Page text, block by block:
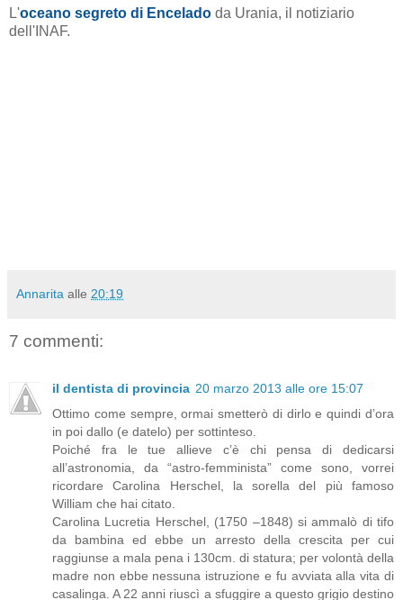
L'oceano segreto di Encelado da Urania, il notiziario
dell'INAF.
Annarita alle 20:19
7 commenti:
il dentista di provincia 20 marzo 2013 alle ore 15:07
Ottimo come sempre, ormai smetterò di dirlo e quindi d’ora
in poi dallo (e datelo) per sottinteso.
Poiché fra le tue allieve c’è chi pensa di dedicarsi
all’astronomia, da “astro-femminista” come sono, vorrei
ricordare Carolina Herschel, la sorella del più famoso
William che hai citato.
Carolina Lucretia Herschel, (1750 –1848) si ammalò di tifo
da bambina ed ebbe un arresto della crescita per cui
raggiunse a mala pena i 130cm. di statura; per volontà della
madre non ebbe nessuna istruzione e fu avviata alla vita di
casalinga. A 22 anni riuscì a sfuggire a questo grigio destino